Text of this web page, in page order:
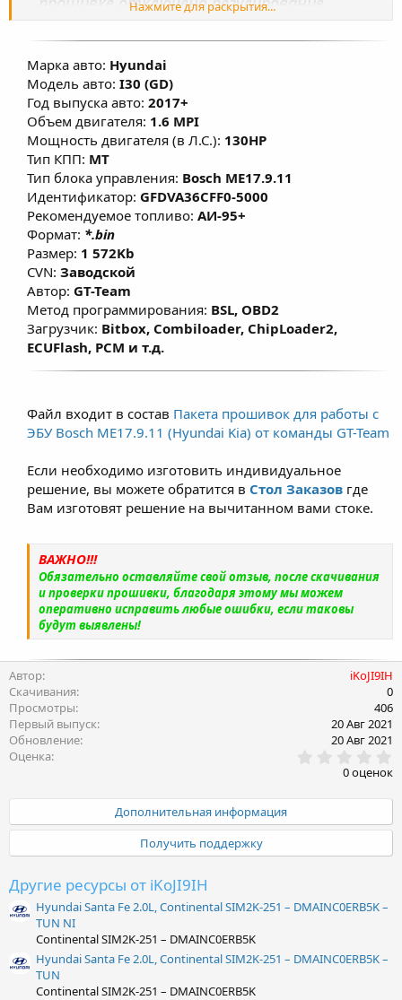
кислорода, исключен из комплектации ДК1.
Произведена настройка карт
топливоподачи, УОЗ, коррекции УОЗ,
изменены факторы, влияющие на расчет
моментной модели, что позволяет
улучшить эластичность и динамику без
существенного изменения расхода топлива
при сохранении ресурса ДВС.
Нажмите для раскрытия...
Марка авто: Hyundai
Модель авто: I30 (GD)
Год выпуска авто: 2017+
Объем двигателя: 1.6 MPI
Мощность двигателя (в Л.С.): 130HP
Тип КПП: MT
Тип блока управления: Bosch ME17.9.11
Идентификатор: GFDVA36CFF0-5000
Рекомендуемое топливо: АИ-95+
Формат: *.bin
Размер: 1 572Kb
CVN: Заводской
Автор: GT-Team
Метод программирования: BSL, OBD2
Загрузчик: Bitbox, Combiloader, ChipLoader2,
ECUFlash, PCM и т.д.
Файл входит в состав Пакета прошивок для работы с
ЭБУ Bosch ME17.9.11 (Hyundai Kia) от команды GT-Team
Если необходимо изготовить индивидуальное
решение, вы можете обратится в Стол Заказов где
Вам изготовят решение на вычитанном вами стоке.
ВАЖНО!!!
Обязательно оставляйте свой отзыв, после скачивания
и проверки прошивки, благодаря этому мы можем
оперативно исправить любые ошибки, если таковы
будут выявлены!
Автор
iKoJI9IH
Скачивания
0
Просмотры
406
Первый выпуск
20 Авг 2021
Обновление
20 Авг 2021
Оценка
.
0
0
в
ё
з
0 оценок
Дополнительная информация
Получить поддержку
Другие ресурсы от iKoJI9IH
Hyundai Santa Fe 2.0L, Continental SIM2K-251 – DMAINC0ERB5K –
TUN NI
Continental SIM2K-251 – DMAINC0ERB5K
Hyundai Santa Fe 2.0L, Continental SIM2K-251 – DMAINC0ERB5K –
TUN
Continental SIM2K-251 – DMAINC0ERB5K